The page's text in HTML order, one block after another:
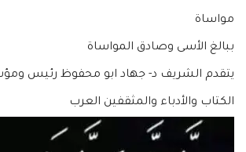
مواساة
ببالغ الأسى وصادق المواساة
يتقدم الشريف د- جهاد ابو محفوظ رئيس
الكتاب والأدباء والمثقفين العرب